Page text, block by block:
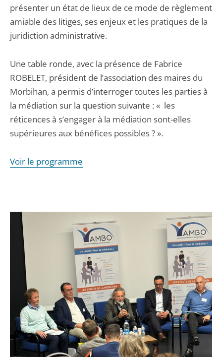
présenter un état de lieux de ce mode de règlement
amiable des litiges, ses enjeux et les pratiques de la
juridiction administrative.
Une table ronde, avec la présence de Fabrice
ROBELET, président de l’association des maires du
Morbihan, a permis d’interroger toutes les parties à
la médiation sur la question suivante : « les
réticences à s’engager à la médiation sont-elles
supérieures aux bénéfices possibles ? ».
Voir le programme